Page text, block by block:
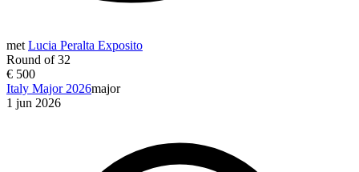
met Lucia Peralta Exposito
Round of 32
€ 500
Italy Major 2026major
1 jun 2026